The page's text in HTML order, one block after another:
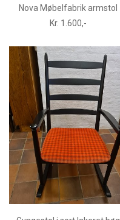
Nova Møbelfabrik armstol
Kr. 1.600,-